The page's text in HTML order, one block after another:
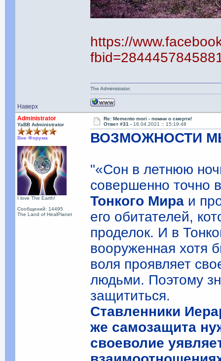
https://
Наверх
The Administrator.
Administrator
YaBB Administrator
Вне Форума
I love The Earth!
Сообщений: 14495
The Land of HealPlanet
Re: Memento mori - помни о смерти!
Ответ #31 - 16.04.2021 :: 15:19:48
ВОЗМОЖНОСТИ
"«Сон в летнюю
совершенно точно
Тонкого Мира и
его обитателей,
проделок. И в
вооруженная хотя
воля проявляет
людьми. Поэтому
защититься.
Ставленники
же самозащита
своеволие